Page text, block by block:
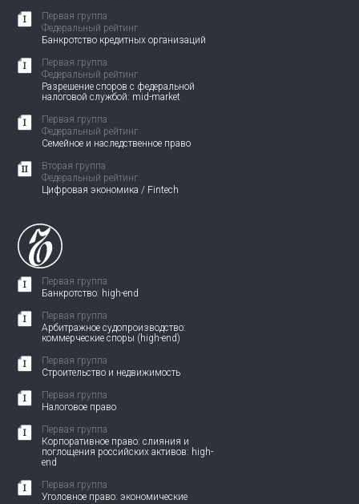
Первая группа
Федеральный рейтинг
Банкротство кредитных организаций
Первая группа
Федеральный рейтинг
Разрешение споров с федеральной
налоговой службой: mid-market
Первая группа
Федеральный рейтинг
Семейное и наследственное право
Вторая группа
Федеральный рейтинг
Цифровая экономика / Fintech
Первая группа
Банкротство: high-end
Первая группа
Арбитражное судопроизводство:
коммерческие споры (high-end)
Первая группа
Строительство и недвижимость
Первая группа
Налоговое право
Первая группа
Корпоративное право: слияния и
поглощения российских активов: high-
end
Первая группа
Уголовное право: экономические